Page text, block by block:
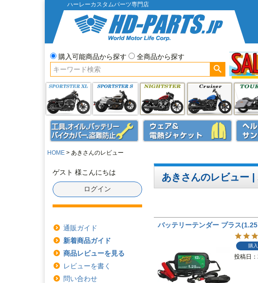
ハーレーカスタムパーツ専門店
購入可能商品から探す
全商品から探す
HOME あきさんのレビュー
ゲスト 様こんにちは
ログイン
通販ガイド
新着商品ガイド
商品レビューを見る
レビューを書く
問い合わせ
あきさんのレビュー
バッテリーテンダー プラス
購
投稿日